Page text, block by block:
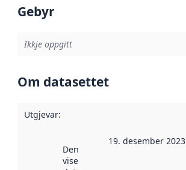
Gebyr
Ikkje oppgitt
Om datasettet
Utgjevar:
Denne datoen
viser når
19. desember 2023